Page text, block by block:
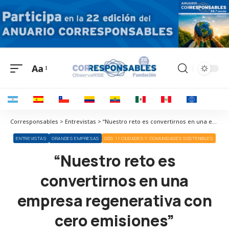
Aa
Corresponsables > Entrevistas > “Nuestro reto es convertirnos en una empresa regenerativa con cero emisiones”
ENTREVISTAS GRANDES EMPRESAS ODS 11 CIUDADES Y COMUNIDADES SOSTENIBLES
“Nuestro reto es
convertirnos en una
empresa regenerativa con
cero emisiones”